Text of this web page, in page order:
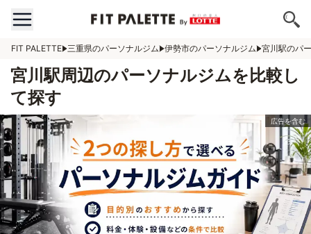
FIT PALETTE 三重県のパーソナルジム 伊勢市のパーソナルジム 宮川駅のパ
宮川駅周辺のパーソナルジムを比較し
て探す